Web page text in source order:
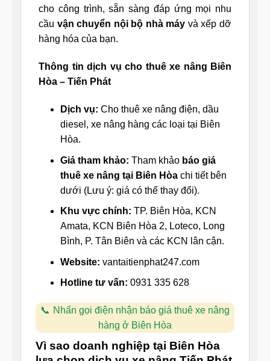
cho công trình, sẵn sàng đáp ứng mọi nhu
cầu vận chuyển nội bộ nhà máy và xếp dỡ
hàng hóa của bạn.
Thông tin dịch vụ cho thuê xe nâng Biên
Hòa – Tiến Phát
Dịch vụ: Cho thuê xe nâng điện, dầu
diesel, xe nâng hàng các loại tại Biên
Hòa.
Giá tham khảo: Tham khảo báo giá
thuê xe nâng tại Biên Hòachi tiết bên
dưới (Lưu ý: giá có thể thay đổi).
Khu vực chính: TP. Biên Hòa, KCN
Amata, KCN Biên Hòa 2, Loteco, Long
Bình, P. Tân Biên và các KCN lân cận.
Website: vantaitienphat247.com
Hotline tư vấn: 0931 335 628
Nhấn gọi điện nhận báo giá thuê xe nâng
hàng ở Biên Hòa
Vì sao doanh nghiệp tại Biên Hòa